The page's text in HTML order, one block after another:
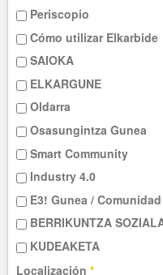
Periscopio
Cómo utilizar Elkarbide
SAIOKA
ELKARGUNE
Oldarra
Osasungintza Gunea
Smart Community
Industry 4.0
E3! Gunea /
BERRIKUNTZA
KUDEAKETA
Localización *